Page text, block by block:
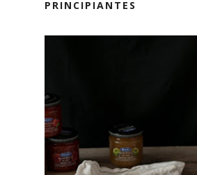
PRINCIPIANTES